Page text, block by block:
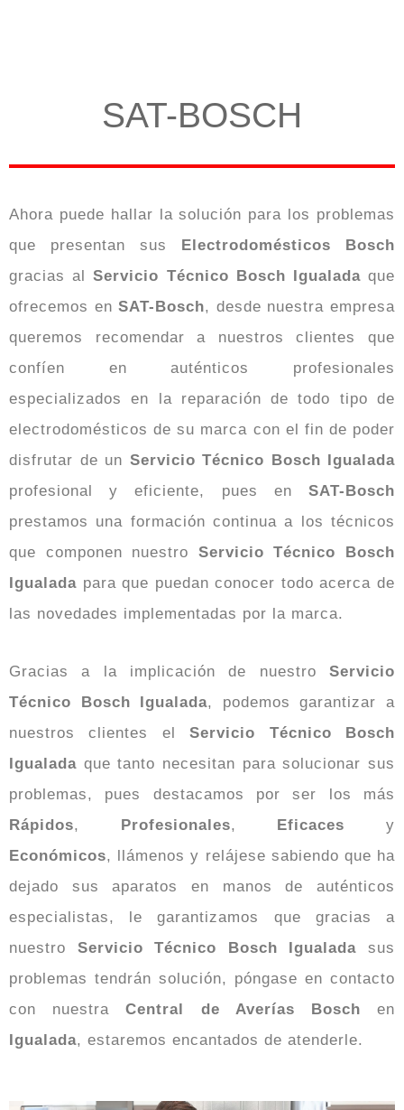
SAT-BOSCH
Ahora puede hallar la solución para los problemas
que presentan sus Electrodomésticos
Bosch
gracias alServicio Técnico Bosch Igualadaque
ofrecemos enSAT-Bosch, desde nuestra empresa
queremos recomendar a nuestros clientes que
confíen en auténticos profesionales
especializados en la reparación de todo tipo de
electrodomésticos de su marca con el fin de poder
disfrutar de un Servicio Técnico Bosch Igualada
profesional y eficiente, pues en SAT-Bosch
prestamos una formación continua a los técnicos
que componen nuestro Servicio Técnico Bosch
Igualada para que puedan conocer todo acerca de
las novedades implementadas por la marca.
Gracias a la implicación de nuestro Servicio
Técnico Bosch Igualada, podemos garantizar a
nuestros clientes elServicio Técnico Bosch
Igualada que tanto necesitan para solucionar sus
problemas, pues destacamos por ser los más
Rápidos, Profesionales, Eficaces y
Económicos, llámenos y relájese sabiendo que ha
dejado sus aparatos en manos de auténticos
especialistas, le garantizamos que gracias a
nuestro Servicio Técnico Bosch Igualada sus
problemas tendrán solución, póngase en contacto
con nuestraCentral de Averías Bosch en
Igualada, estaremos encantados de atenderle.